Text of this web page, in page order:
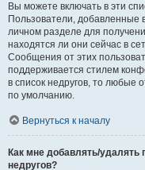
Вы можете включать в эти
Пользователи, добавленные
личном разделе для
находятся ли они сейчас в
Сообщения от этих
поддерживается стилем
в список недругов, то любые
по умолчанию.
Вернуться к началу
Как мне добавлять/удалять
недругов?